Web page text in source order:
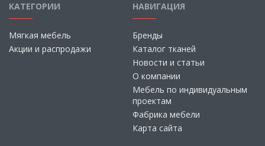
КАТЕГОРИИ
Мягкая мебель
Акции и распродажи
НАВИГАЦИЯ
Бренды
Каталог тканей
Новости и статьи
О компании
Мебель по индивидуальным
проектам
Фабрика мебели
Карта сайта